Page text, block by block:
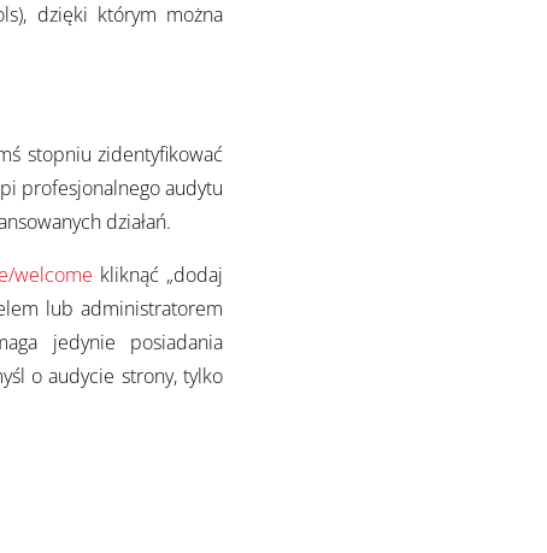
dzięki którym można
stopniu zidentyfikować
profesjonalnego audytu
działań.
welcome kliknąć „dodaj
lub administratorem
jedynie posiadania
o audycie strony, tylko